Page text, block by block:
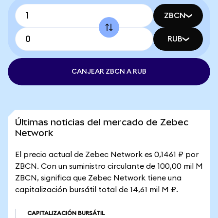
ZBCN
RUB
CANJEAR ZBCN A RUB
Últimas noticias del mercado de Zebec
Network
El precio actual de Zebec Network es 0,1461 ₽ por
ZBCN. Con un suministro circulante de 100,00 mil M
ZBCN, significa que Zebec Network tiene una
capitalización bursátil total de 14,61 mil M ₽.
CAPITALIZACIÓN BURSÁTIL